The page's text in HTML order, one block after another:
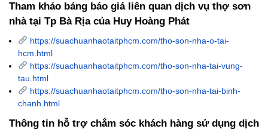
Tham khảo bảng báo giá liên quan dịch vụ thợ sơn
nhà tại Tp Bà Rịa của Huy Hoàng Phát
https://suachuanhaotaitphcm.com/tho-son-nha-o-tai-
hcm.html
https://suachuanhaotaitphcm.com/tho-son-nha-tai-vung-
tau.html
https://suachuanhaotaitphcm.com/tho-son-nha-tai-binh-
chanh.html
Thông tin hỗ trợ chắm sóc khách hàng sử dụng dịch